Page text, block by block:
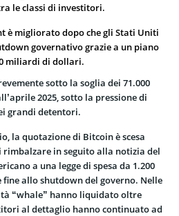
le classi di investitori.
è migliorato dopo che gli Stati Uniti
governativo grazie a un piano
miliardi di dollari.
sotto la soglia dei 71.000
2025, sotto la pressione di
grandi detentori.
la quotazione di Bitcoin è scesa
rimbalzare in seguito alla notizia del
a una legge di spesa da 1.200
allo shutdown del governo. Nelle
“whale” hanno liquidato oltre
al dettaglio hanno continuato ad